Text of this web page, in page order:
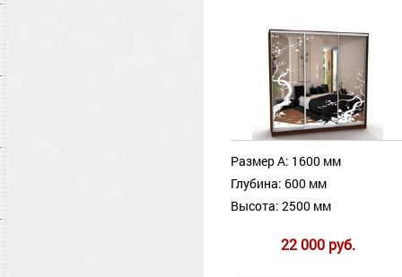
Размер А: 1600 мм
Глубина: 600 мм
Высота: 2500 мм
22 000 руб.